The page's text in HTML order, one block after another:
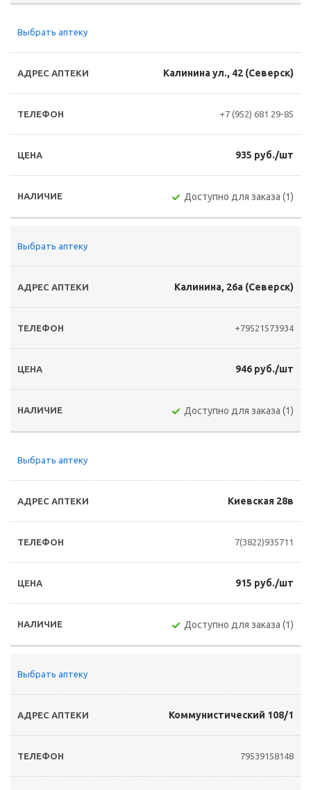
Выбрать аптеку
Калинина ул., 42 (Северск)
+7 (952) 681 29-85
935 руб./шт
Доступно для заказа (1)
Выбрать аптеку
Калинина, 26а (Северск)
+79521573934
946 руб./шт
Доступно для заказа (1)
Выбрать аптеку
Киевская 28в
7(3822)935711
915 руб./шт
Доступно для заказа (1)
Выбрать аптеку
Коммунистический 108/1
79539158148